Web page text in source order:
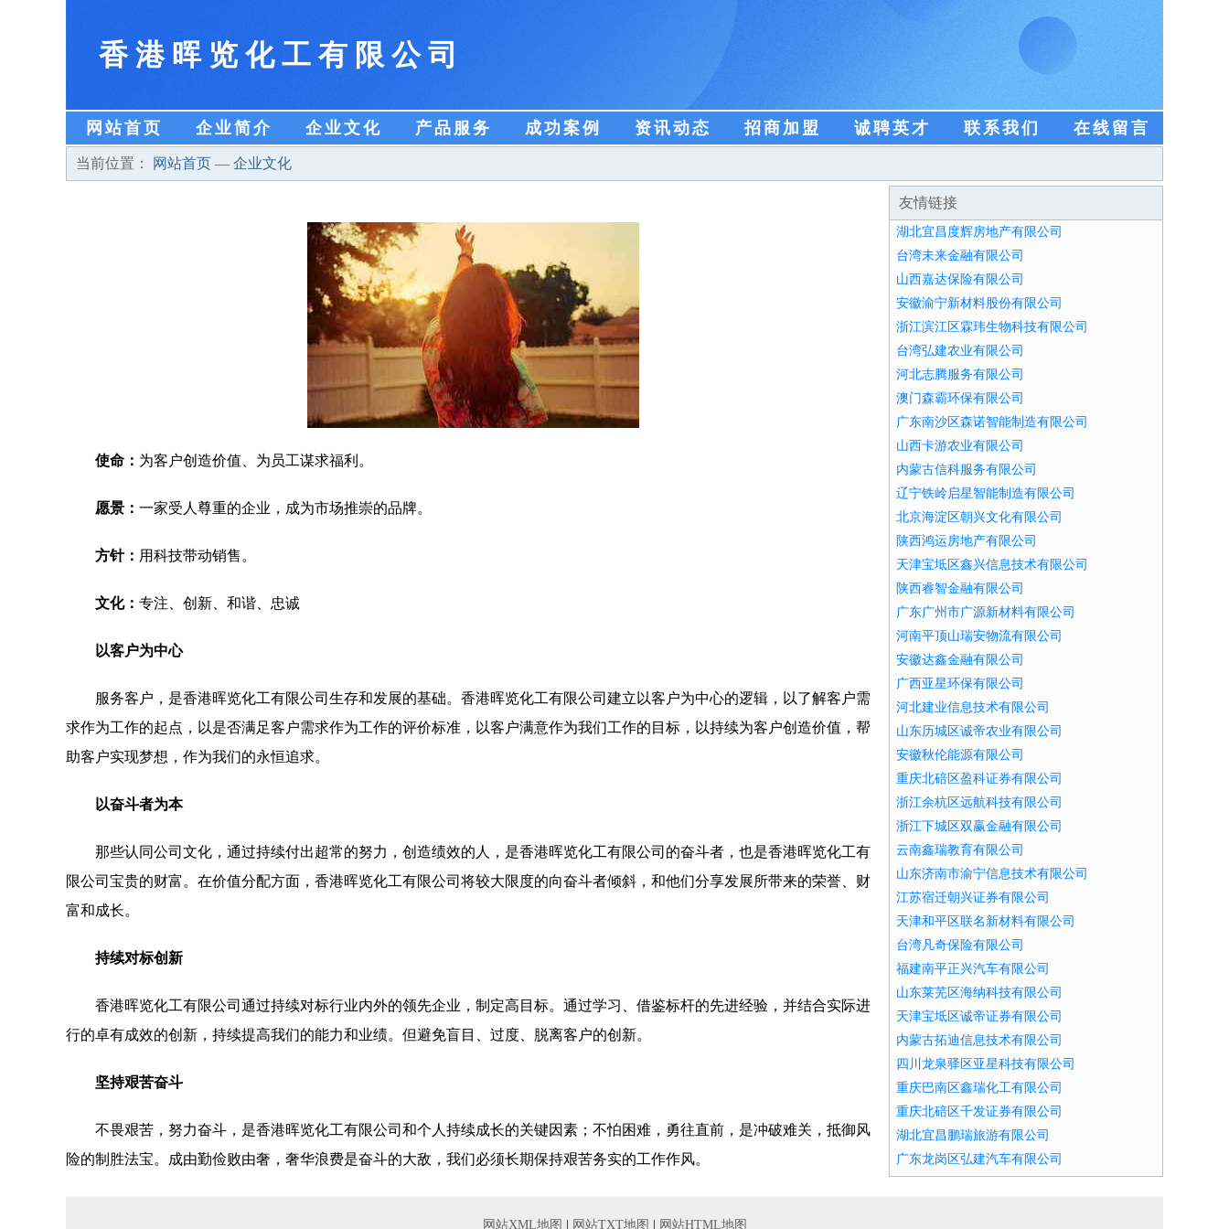
香港晖览化工有限公司
网站首页 企业简介 企业文化 产品服务 成功案例 资讯动态 招商加盟 诚聘英才 联系我们 在线留言
当前位置： 网站首页 — 企业文化
使命： 为客户创造价值、为员工谋求福利。
愿景： 一家受人尊重的企业，成为市场推崇的品牌。
方针： 用科技带动销售。
文化： 专注、创新、和谐、忠诚
以客户为中心
服务客户，是香港晖览化工有限公司生存和发展的基础。香港晖览化工有限公司建立以客户为中心的逻辑，以了解客户需
求作为工作的起点，以是否满足客户需求作为工作的评价标准，以客户满意作为我们工作的目标，以持续为客户创造价值，帮
助客户实现梦想，作为我们的永恒追求。
以奋斗者为本
那些认同公司文化，通过持续付出超常的努力，创造绩效的人，是香港晖览化工有限公司的奋斗者，也是香港晖览化工有
限公司宝贵的财富。在价值分配方面，香港晖览化工有限公司将较大限度的向奋斗者倾斜，和他们分享发展所带来的荣誉、财
富和成长。
持续对标创新
香港晖览化工有限公司通过持续对标行业内外的领先企业，制定高目标。通过学习、借鉴标杆的先进经验，并结合实际进
行的卓有成效的创新，持续提高我们的能力和业绩。但避免盲目、过度、脱离客户的创新。
坚持艰苦奋斗
不畏艰苦，努力奋斗，是香港晖览化工有限公司和个人持续成长的关键因素；不怕困难，勇往直前，是冲破难关，抵御风
险的制胜法宝。成由勤俭败由奢，奢华浪费是奋斗的大敌，我们必须长期保持艰苦务实的工作作风。
友情链接
湖北宜昌度辉房地产有限公司
台湾未来金融有限公司
山西嘉达保险有限公司
安徽渝宁新材料股份有限公司
浙江滨江区霖玮生物科技有限公司
台湾弘建农业有限公司
河北志腾服务有限公司
澳门森霸环保有限公司
广东南沙区森诺智能制造有限公司
山西卡游农业有限公司
内蒙古信科服务有限公司
辽宁铁岭启星智能制造有限公司
北京海淀区朝兴文化有限公司
陕西鸿运房地产有限公司
天津宝坻区鑫兴信息技术有限公司
陕西睿智金融有限公司
广东广州市广源新材料有限公司
河南平顶山瑞安物流有限公司
安徽达鑫金融有限公司
广西亚星环保有限公司
河北建业信息技术有限公司
山东历城区诚帝农业有限公司
安徽秋伦能源有限公司
重庆北碚区盈科证券有限公司
浙江余杭区远航科技有限公司
浙江下城区双赢金融有限公司
云南鑫瑞教育有限公司
山东济南市渝宁信息技术有限公司
江苏宿迁朝兴证券有限公司
天津和平区联名新材料有限公司
台湾凡奇保险有限公司
福建南平正兴汽车有限公司
山东莱芜区海纳科技有限公司
天津宝坻区诚帝证券有限公司
内蒙古拓迪信息技术有限公司
四川龙泉驿区亚星科技有限公司
重庆巴南区鑫瑞化工有限公司
重庆北碚区千发证券有限公司
湖北宜昌鹏瑞旅游有限公司
广东龙岗区弘建汽车有限公司
网站XML地图 网站TXT地图 网站HTML地图